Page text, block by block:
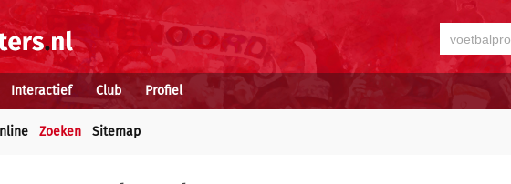
Interactief Club Profiel
Zoeken Sitemap